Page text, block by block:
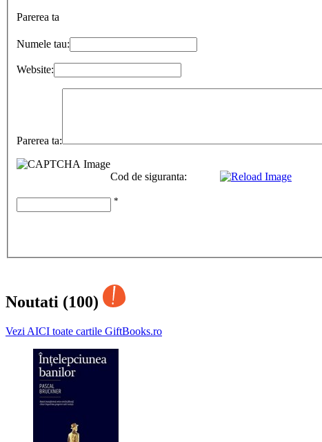
Parerea ta
Numele tau:
Website:
Parerea ta:
Cod de siguranta:
*
Noutati (100)
Vezi AICI toate cartile GiftBooks.ro